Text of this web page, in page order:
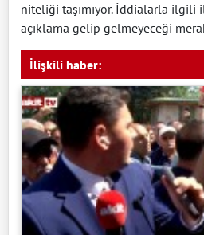
niteliği taşımıyor. İddialarla
açıklama gelip gelmeyeceği
İlişkili haber: